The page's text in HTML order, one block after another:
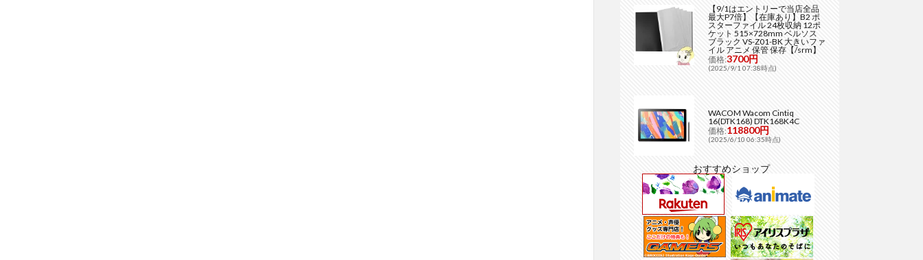
【9/1はエントリーで当店全品
最大P7倍】【在庫あり】B2 ポ
スターファイル 24枚収納 12ポ
ケット 515×728mm ベルソス
ブラック VS-Z01-BK 大きいファ
イル アニメ 保管 保存【/srm】
価格:3700円
(2025/9/1 07:38時点)
WACOM Wacom Cintiq
16(DTK168) DTK168K4C
価格:118800円
(2025/6/10 06:35時点)
おすすめショップ